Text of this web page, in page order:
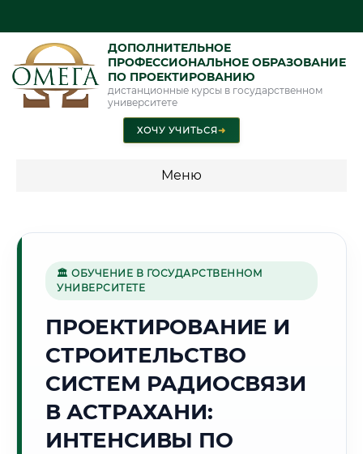
ДОПОЛНИТЕЛЬНОЕ
ПРОФЕССИОНАЛЬНОЕ ОБРАЗОВАНИЕ
ПО ПРОЕКТИРОВАНИЮ
дистанционные курсы в государственном
университете
ХОЧУ УЧИТЬСЯ➜
Меню
🐟
Г. АСТРАХАНЬ
13:22:12
2026 г.
🏛 ОБУЧЕНИЕ В ГОСУДАРСТВЕННОМ
УНИВЕРСИТЕТЕ
ПРОЕКТИРОВАНИЕ И
СТРОИТЕЛЬСТВО
СИСТЕМ РАДИОСВЯЗИ
В АСТРАХАНИ:
ИНТЕНСИВЫ ПО